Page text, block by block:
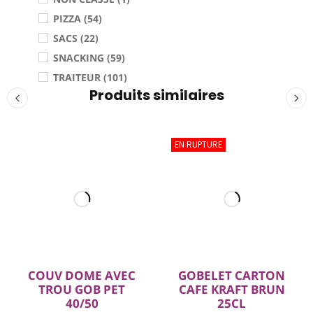
PIZZA (54)
SACS (22)
SNACKING (59)
TRAITEUR (101)
Produits similaires
COUV DOME AVEC
TROU GOB PET
40/50
EN RUPTURE
GOBELET CARTON
CAFE KRAFT BRUN
25CL